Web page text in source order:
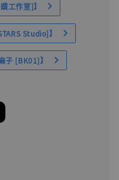
工作室]】
Studio]】
子 [BK01]】